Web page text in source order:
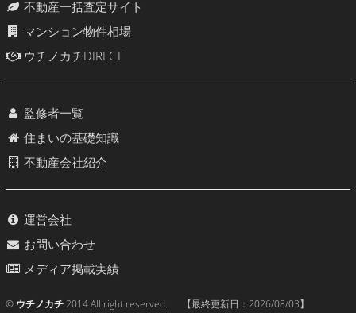
不動産一括査定サイト
マンション物件相場
ウチノカチDIRECT
監修者一覧
住まいの基礎知識
不動産会社紹介
運営会社
お問い合わせ
メディア掲載実績
© ウチノカチ2014 All right reserved. 【最終更新日： 2026/08/03】